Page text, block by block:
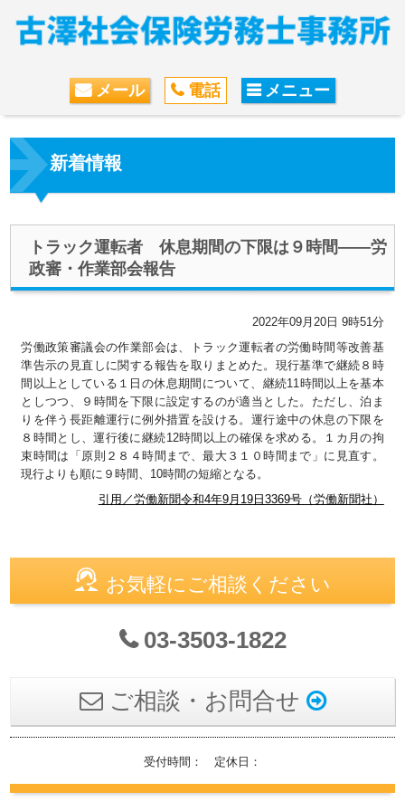
メール 電話 メニュー
新着情報
トラック運転者 休息期間の下限は９時間――労
政審・作業部会報告
2022年09月20日 9時51分
労働政策審議会の作業部会は、トラック運転者の労働時間等改善基
準告示の見直しに関する報告を取りまとめた。現行基準で継続８時
間以上としている１日の休息期間について、継続11時間以上を基本
としつつ、９時間を下限に設定するのが適当とした。ただし、泊ま
りを伴う長距離運行に例外措置を設ける。運行途中の休息の下限を
８時間とし、運行後に継続12時間以上の確保を求める。１カ月の拘
束時間は「原則２８４時間まで、最大３１０時間まで」に見直す。
現行よりも順に９時間、10時間の短縮となる。
引用／労働新聞令和4年9月19日3369号（労働新聞社）
お気軽にご相談ください
03-3503-1822
ご相談・お問合せ
受付時間： 定休日：